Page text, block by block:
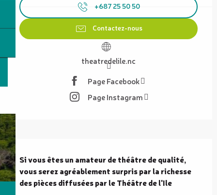
+687 25 50 50
Contactez-nous
theatredelile.nc
Page Facebook
Page Instagram
Description
Si vous êtes un amateur de théâtre de qualité,
vous serez agréablement surpris par la richesse
des pièces diffusées par le Théâtre de l'Ile